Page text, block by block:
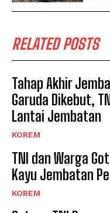
RELATED POSTS
Tahap Akhir
Garuda Dikebut,
Lantai Jembatan
KOREM
TNI dan Warga
Kayu Jembatan
KOREM